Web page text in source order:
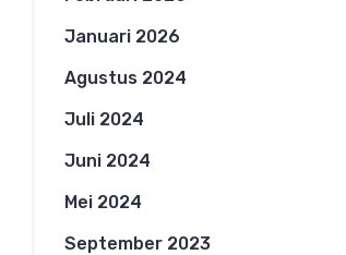
Januari 2026
Agustus 2024
Juli 2024
Juni 2024
Mei 2024
September 2023